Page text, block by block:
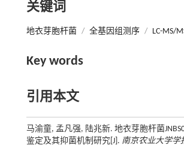
关键词
地衣芽胞杆菌 / 全基因组测序 / LC-MS/
Key words
引用本文
马渝童, 孟凡强, 陆兆新. 地衣芽胞杆菌
鉴定及其抑菌机制研究[J]. 南京农业大学学